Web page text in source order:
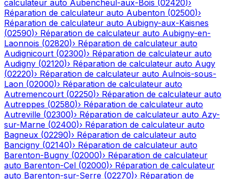
calculateur auto Aubencheul-aux-Bois (02420)›
Réparation de calculateur auto Aubenton (02500)›
Réparation de calculateur auto Aubigny-aux-Kaisnes
(02590)› Réparation de calculateur auto Aubigny-en-
Laonnois (02820)› Réparation de calculateur auto
Audignicourt (02300)› Réparation de calculateur auto
Audigny (02120)› Réparation de calculateur auto Augy
(02220)› Réparation de calculateur auto Aulnois-sous-
Laon (02000)› Réparation de calculateur auto
Autremencourt (02250)› Réparation de calculateur auto
Autreppes (02580)› Réparation de calculateur auto
Autreville (02300)› Réparation de calculateur auto Azy-
sur-Marne (02400)› Réparation de calculateur auto
Bagneux (02290)› Réparation de calculateur auto
Bancigny (02140)› Réparation de calculateur auto
Barenton-Bugny (02000)› Réparation de calculateur
auto Barenton-Cel (02000)› Réparation de calculateur
auto Barenton-sur-Serre (02270)› Réparation de